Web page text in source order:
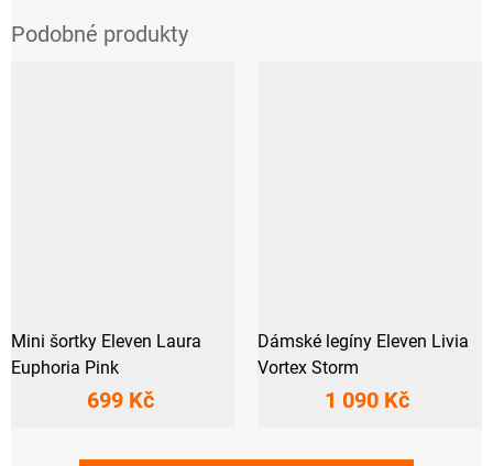
Mini šortky Eleven Laura
Euphoria Pink
699 Kč
Dámské legíny Eleven Livia
Vortex Storm
1 090 Kč